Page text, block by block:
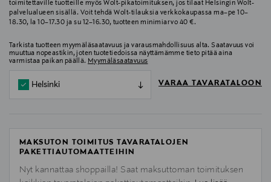
toimitettaville tuotteille myös Wolt-pikatoimituksen, jos tilaat Helsingin Wolt-
palvelualueen sisällä. Voit tehdä Wolt-tilauksia verkkokaupassa ma–pe 10–
18.30, la 10–17.30 ja su 12–16.30, tuotteen minimiarvo 40 €.
Tarkista tuotteen myymäläsaatavuus ja varausmahdollisuus alta. Saatavuus voi
muuttua nopeastikin, joten tuotetiedoissa näyttämämme tieto pitää aina
varmistaa paikan päällä. Myymäläsaatavuus
Helsinki VARAA TAVARATALOON
MAKSUTON TOIMITUS TAVARATALOJEN
PAKETTIAUTOMAATTEIHIN
Nyt kannattaa shoppailla! Saat maksuttoman toimituksen